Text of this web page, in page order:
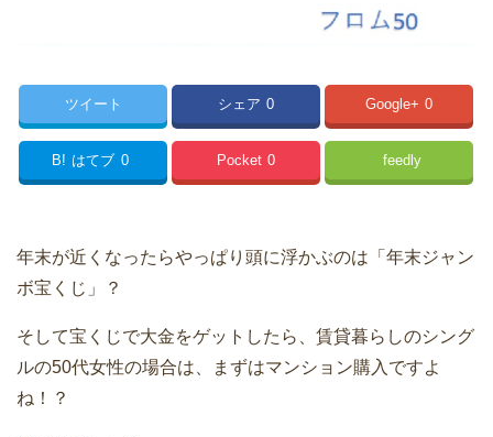
ツイート シェア 0 Google+ 0
B! はてブ 0 Pocket 0 feedly
年末が近くなったらやっぱり頭に浮かぶのは「年末ジャン
ボ宝くじ」？
そして宝くじで大金をゲットしたら、賃貸暮らしのシング
ルの50代女性の場合は、まずはマンション購入ですよ
ね！？